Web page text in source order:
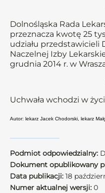
Dolnośląska Rada
przeznacza kwotę 25
udziału przedstawicieli
Naczelnej Izby
grudnia 2014 r. w
Uchwała wchodzi w
Autor: lekarz Jacek Chodorski, lekarz
Podmiot odpowiedzialny:
Dokument opublikowany
Data publikacji: 18
Numer aktualnej wersji: 0